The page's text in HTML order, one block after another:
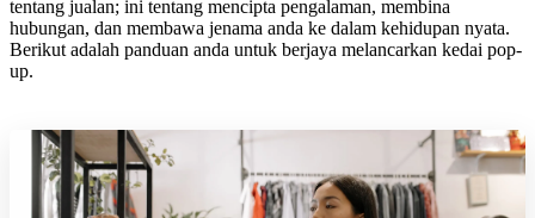
tentang jualan; ini tentang mencipta pengalaman, membina
hubungan, dan membawa jenama anda ke dalam kehidupan nyata.
Berikut adalah panduan anda untuk berjaya melancarkan kedai pop-
up.